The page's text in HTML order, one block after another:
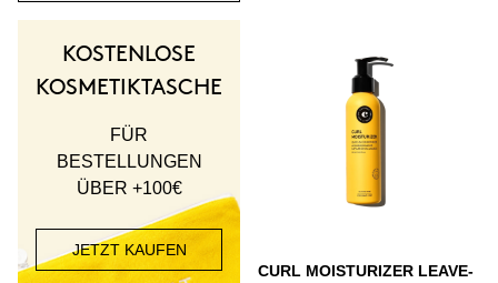
KOSTENLOSE
KOSMETIKTASCHE
FÜR
BESTELLUNGEN
ÜBER +100€
JETZT KAUFEN
CURL MOISTURIZER LEAVE-